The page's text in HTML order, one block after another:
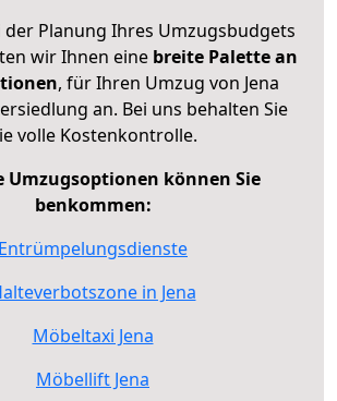
der Planung Ihres Umzugsbudgets
wir Ihnen eine breite Palette an
, für Ihren Umzug von Jena
an. Bei uns behalten Sie
volle Kostenkontrolle.
Umzugsoptionen können Sie
benkommen:
Entrümpelungsdienste
in Jena
Möbeltaxi Jena
Möbellift Jena